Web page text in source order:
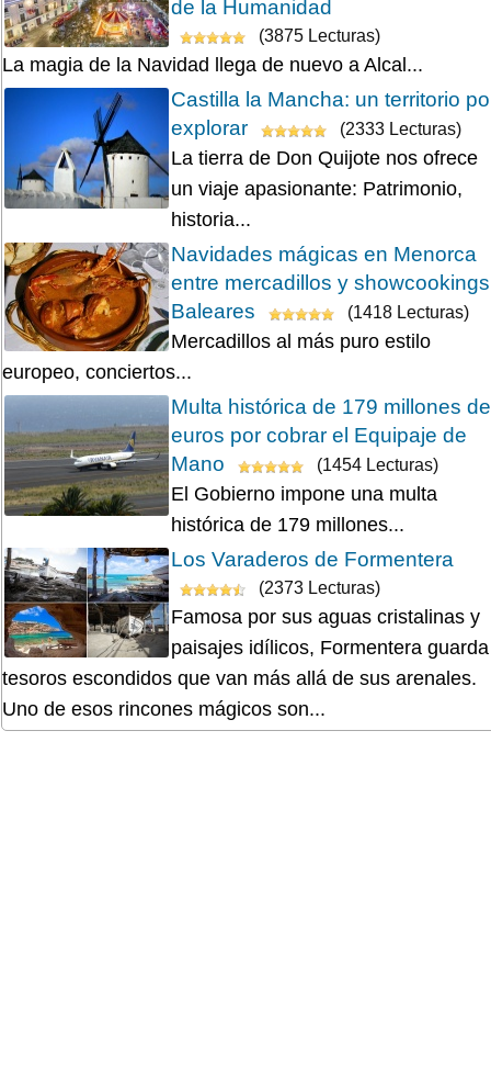
de la Humanidad
(3875 Lecturas)
La magia de la Navidad llega de nuevo a Alcal...
Castilla la Mancha: un territorio
explorar
(2333 Lecturas)
La tierra de Don Quijote nos ofrece
un viaje apasionante: Patrimonio,
historia...
Navidades mágicas en Menorca
entre mercadillos y
Baleares
(1418 Lecturas)
Mercadillos al más puro estilo
europeo, conciertos...
Multa histórica de 179 millones de
euros por cobrar el Equipaje de
Mano
(1454 Lecturas)
El Gobierno impone una multa
histórica de 179 millones...
Los Varaderos de Formentera
(2373 Lecturas)
Famosa por sus aguas cristalinas y
paisajes idílicos, Formentera guarda
tesoros escondidos que van más allá de sus arenales.
Uno de esos rincones mágicos son...